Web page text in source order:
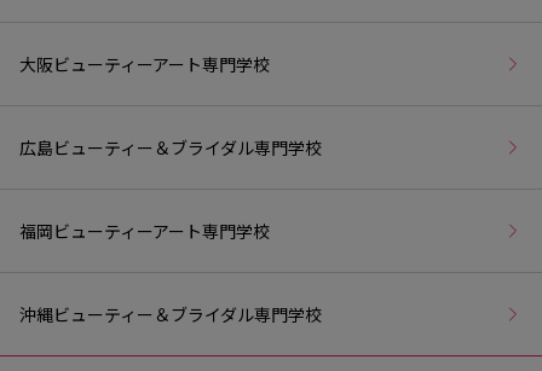
大阪ビューティーアート専門学校
広島ビューティー＆ブライダル専門学校
福岡ビューティーアート専門学校
沖縄ビューティー＆ブライダル専門学校